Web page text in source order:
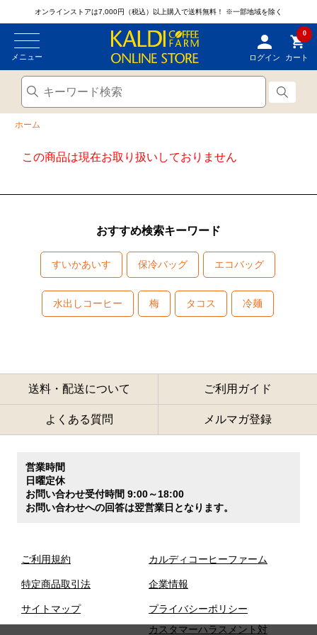
オンラインストアは7,000円（税込）以上購入で送料無料！ ※一部地域を除く
メニュー ログイン
0
カート
ホーム
この商品は現在お取り扱いしておりません
おすすめ検索キーワード
すいかあいす 保冷バッグ エコバッグ
水出しコーヒー 梅 タコス 冷麺
送料・配送について ご利用ガイド
よくある質問 メルマガ登録
営業時間
日曜定休
お問い合わせ受付時間 9:00～18:00
お問い合わせへの回答は翌営業日となります。
ご利用規約
特定商品取引法
サイトマップ
カルディコーヒーファーム
企業情報
プライバシーポリシー
カスタマーハラスメント対